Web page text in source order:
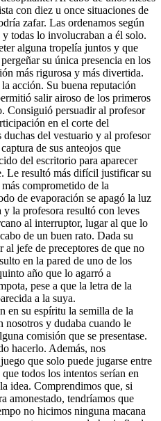
con diez u once situaciones de
zafar. Las ordenamos según
todas lo involucraban a él solo.
alguna tropelía juntos y que
su única presencia en los
más rigurosa y más divertida.
acción. Su buena reputación
salir airoso de los primeros
Consiguió persuadir al profesor
en el corte del
del vestuario y al profesor
de sus anteojos que
del escritorio para aparecer
Le resultó más difícil justificar su
comprometido de la
de evaporación se apagó la luz
la profesora resultó con leves
al interruptor, lugar al que lo
de un buen rato. Dada su
jefe de preceptores de que no
en la pared de uno de los
año que lo agarró a
pese a que la letra de la
a la suya.
en su espíritu la semilla de la
nosotros y dudaba cuando le
comisión que se presentase.
hacerlo. Además, nos
que solo puede jugarse entre
todos los intentos serían en
idea. Comprendimos que, si
amonestado, tendríamos que
no hicimos ninguna macana